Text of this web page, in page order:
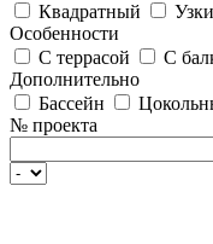
Квадратный
Особенности
С террасой
С
Дополнительно
Бассейн
№ проекта